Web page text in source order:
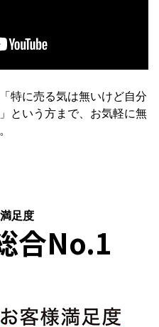
特に売る気は無いけど自分
という方まで、お気軽に無
足度
合No.1